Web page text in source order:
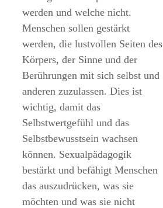
werden und welche nicht.
Menschen sollen gestärkt
werden, die lustvollen Seiten des
Körpers, der Sinne und der
Berührungen mit sich selbst und
anderen zuzulassen. Dies ist
wichtig, damit das
Selbstwertgefühl und das
Selbstbewusstsein wachsen
können. Sexualpädagogik
bestärkt und befähigt Menschen
das auszudrücken, was sie
möchten und was sie nicht